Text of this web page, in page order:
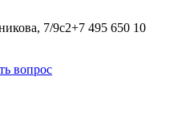
7/9с2+7 495 650 10
вопрос